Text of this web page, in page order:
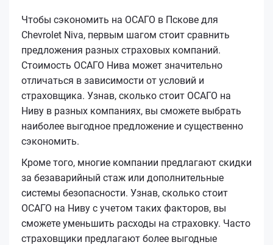
Чтобы сэкономить на ОСАГО в Пскове для
Chevrolet Niva, первым шагом стоит сравнить
предложения разных страховых компаний.
Стоимость ОСАГО Нива может значительно
отличаться в зависимости от условий и
страховщика. Узнав, сколько стоит ОСАГО на
Ниву в разных компаниях, вы сможете выбрать
наиболее выгодное предложение и существенно
сэкономить.
Кроме того, многие компании предлагают скидки
за безаварийный стаж или дополнительные
системы безопасности. Узнав, сколько стоит
ОСАГО на Ниву с учетом таких факторов, вы
сможете уменьшить расходы на страховку. Часто
страховщики предлагают более выгодные